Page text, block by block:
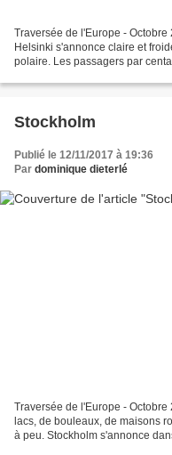
Traversée de l'Europe -
Helsinki s'annonce claire et
polaire. Les passagers par
Stockholm
Publié le 12/11/2017 à 19:36
Par dominique dieterlé
Traversée de l'Europe -
lacs, de bouleaux, de maisons
à peu. Stockholm s'annonce